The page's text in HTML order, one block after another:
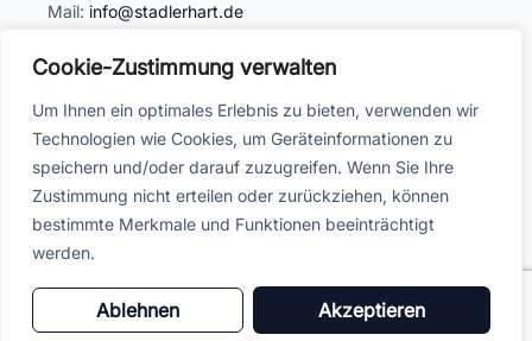
Cookie-Zustimmung verwalten
Um Ihnen ein optimales Erlebnis zu bieten, verwenden wir
Technologien wie Cookies, um Geräteinformationen zu
speichern und/oder darauf zuzugreifen. Wenn Sie Ihre
Zustimmung nicht erteilen oder zurückziehen, können
bestimmte Merkmale und Funktionen beeinträchtigt
werden.
Ablehnen Akzeptieren
Mail: info@stadlerhart.de
Adresse
Humboldtstraße 9
65189 Wiesbaden
Rechtliches
Datenschutz